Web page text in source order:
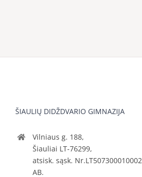
ŠIAULIŲ DIDŽDVARIO GIMNAZIJA
Vilniaus g. 188,
Šiauliai LT-76299,
atsisk. sąsk.
AB.